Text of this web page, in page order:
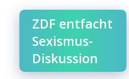
ZDF entfacht
Sexismus-
Diskussion